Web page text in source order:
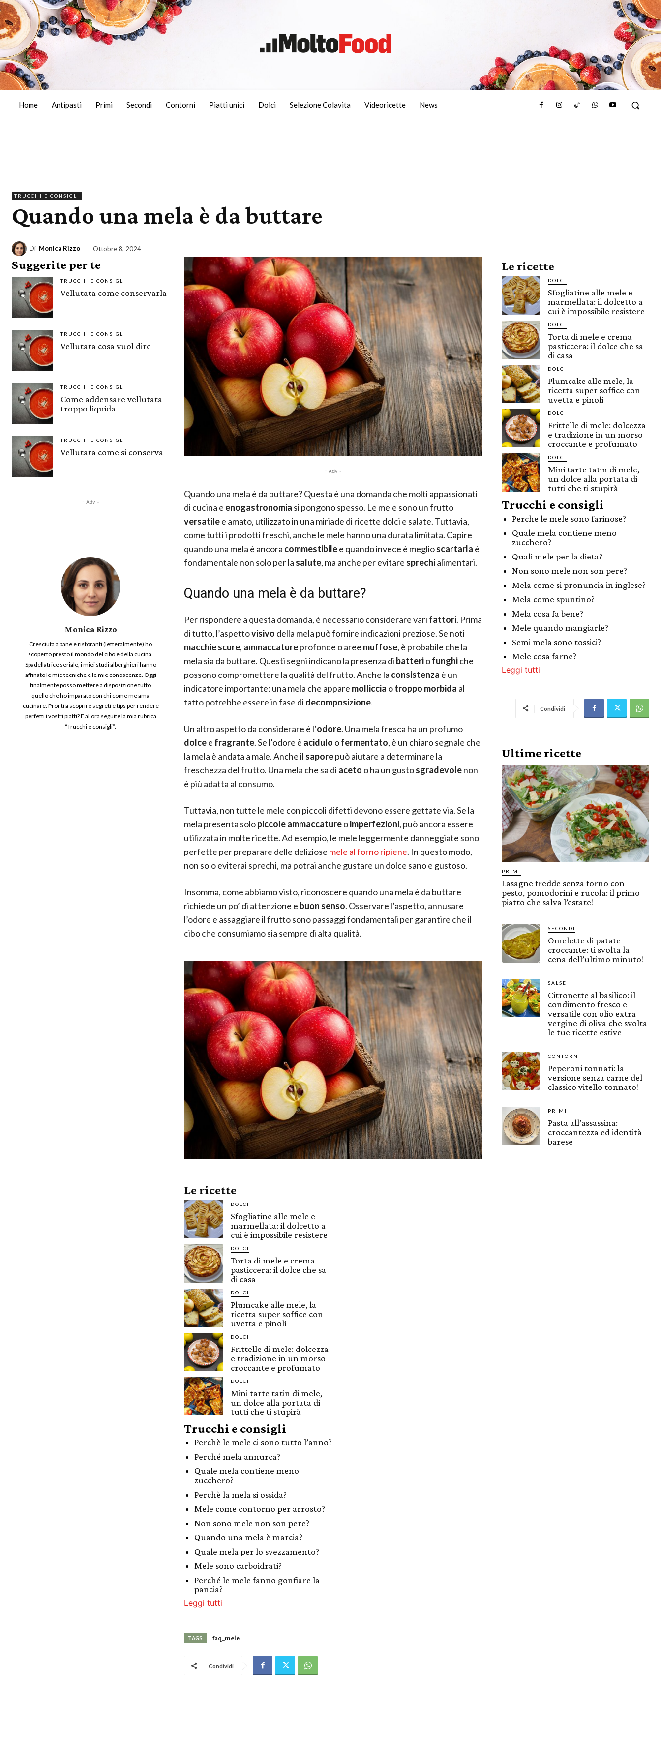
Home Antipasti Primi Secondi Contorni Piatti unici Dolci Selezione Colavita Videoricette News
TRUCCHI E CONSIGLI
Quando una mela è da buttare
Di Monica Rizzo Ottobre 8, 2024
Suggerite per te
TRUCCHI E CONSIGLI
Vellutata come conservarla
TRUCCHI E CONSIGLI
Vellutata cosa vuol dire
TRUCCHI E CONSIGLI
Come addensare vellutata
troppo liquida
TRUCCHI E CONSIGLI
Vellutata come si conserva
- Adv -
Monica Rizzo
Cresciuta a pane e ristoranti (letteralmente) ho
scoperto presto il mondo del cibo e della cucina.
Spadellatrice seriale, i miei studi alberghieri hanno
affinato le mie tecniche e le mie conoscenze. Oggi
finalmente posso mettere a disposizione tutto
quello che ho imparato con chi come me ama
cucinare. Pronti a scoprire segreti e tips per rendere
perfetti i vostri piatti? E allora seguite la mia rubrica
“Trucchi e consigli”.
- Adv -
Quando una mela è da buttare? Questa è una domanda che molti appassionati
di cucina e enogastronomia si pongono spesso. Le mele sono un frutto
versatilee amato, utilizzato in una miriade di ricette dolci e salate. Tuttavia,
come tutti i prodotti freschi, anche le mele hanno una durata limitata. Capire
quando una mela è ancora commestibilee quando invece è meglioscartarla è
fondamentale non solo per la salute, ma anche per evitare sprechialimentari.
Quando una mela è da buttare?
Per rispondere a questa domanda, è necessario considerare vari fattori. Prima
di tutto, l’aspettovisivo della mela può fornire indicazioni preziose. Se noti
macchie scure, ammaccatureprofonde o aree muffose, è probabile che la
mela sia da buttare. Questi segni indicano la presenza di batteriofunghiche
possono compromettere la qualità del frutto. Anche la consistenza è un
indicatore importante: una mela che appare molliccia otroppo morbida al
tatto potrebbe essere in fase di decomposizione.
Un altro aspetto da considerare è l’odore. Una mela fresca ha un profumo
dolcee fragrante. Se l’odore è acidulo ofermentato, è un chiaro segnale che
la mela è andata a male. Anche il saporepuò aiutare a determinare la
freschezza del frutto. Una mela che sa di aceto o ha un gustosgradevolenon
è più adatta al consumo.
Tuttavia, non tutte le mele con piccoli difetti devono essere gettate via. Se la
mela presenta solopiccole ammaccatureoimperfezioni, può ancora essere
utilizzata in molte ricette. Ad esempio, le mele leggermente danneggiate sono
perfette per preparare delle deliziose mele al forno ripiene. In questo modo,
non solo eviterai sprechi, ma potrai anche gustare un dolce sano e gustoso.
Insomma, come abbiamo visto, riconoscere quando una mela è da buttare
richiede un po’ di attenzione e buon senso. Osservare l’aspetto, annusare
l’odore e assaggiare il frutto sono passaggi fondamentali per garantire che il
cibo che consumiamo sia sempre di alta qualità.
Le ricette
DOLCI
Sfogliatine alle mele e
marmellata: il dolcetto a
cui è impossibile resistere
DOLCI
Torta di mele e crema
pasticcera: il dolce che sa
di casa
DOLCI
Plumcake alle mele, la
ricetta super soffice con
uvetta e pinoli
DOLCI
Frittelle di mele: dolcezza
e tradizione in un morso
croccante e profumato
DOLCI
Mini tarte tatin di mele,
un dolce alla portata di
tutti che ti stupirà
Trucchi e consigli
Perchè le mele ci sono tutto l’anno?
Perché mela annurca?
Quale mela contiene meno
zucchero?
Perchè la mela si ossida?
Mele come contorno per arrosto?
Non sono mele non son pere?
Quando una mela è marcia?
Quale mela per lo svezzamento?
Mele sono carboidrati?
Perché le mele fanno gonfiare la
pancia?
Leggi tutti
TAGS faq_mele
Condividi
Le ricette
DOLCI
Sfogliatine alle mele e
marmellata: il dolcetto a
cui è impossibile resistere
DOLCI
Torta di mele e crema
pasticcera: il dolce che sa
di casa
DOLCI
Plumcake alle mele, la
ricetta super soffice con
uvetta e pinoli
DOLCI
Frittelle di mele: dolcezza
e tradizione in un morso
croccante e profumato
DOLCI
Mini tarte tatin di mele,
un dolce alla portata di
tutti che ti stupirà
Trucchi e consigli
Perche le mele sono farinose?
Quale mela contiene meno
zucchero?
Quali mele per la dieta?
Non sono mele non son pere?
Mela come si pronuncia in inglese?
Mela come spuntino?
Mela cosa fa bene?
Mele quando mangiarle?
Semi mela sono tossici?
Mele cosa farne?
Leggi tutti
Condividi
Ultime ricette
PRIMI
Lasagne fredde senza forno con
pesto, pomodorini e rucola: il primo
piatto che salva l’estate!
SECONDI
Omelette di patate
croccante: ti svolta la
cena dell’ultimo minuto!
SALSE
Citronette al basilico: il
condimento fresco e
versatile con olio extra
vergine di oliva che svolta
le tue ricette estive
CONTORNI
Peperoni tonnati: la
versione senza carne del
classico vitello tonnato!
PRIMI
Pasta all’assassina:
croccantezza ed identità
barese